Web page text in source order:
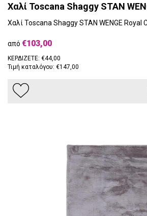
Χαλί Toscana Shaggy STAN
Χαλί Toscana Shaggy STAN WENGE Royal
από €103,00
ΚΕΡΔΙΖΕΤΕ: €44,00
Τιμή καταλόγου: €147,00